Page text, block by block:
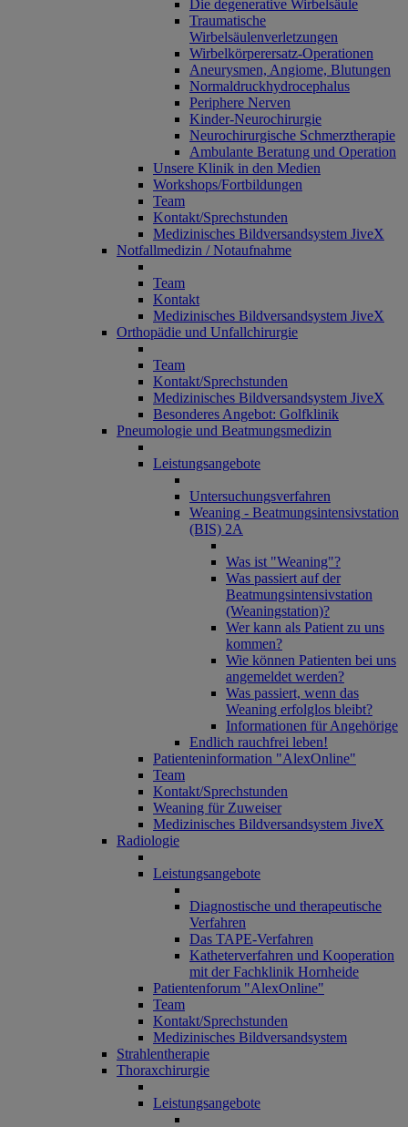
Die degenerative Wirbelsäule
Traumatische
Wirbelsäulenverletzungen
Wirbelkörperersatz-Operationen
Aneurysmen, Angiome, Blutungen
Normaldruckhydrocephalus
Periphere Nerven
Kinder-Neurochirurgie
Neurochirurgische Schmerztherapie
Ambulante Beratung und Operation
Unsere Klinik in den Medien
Workshops/Fortbildungen
Team
Kontakt/Sprechstunden
Medizinisches Bildversandsystem JiveX
Notfallmedizin / Notaufnahme
Team
Kontakt
Medizinisches Bildversandsystem JiveX
Orthopädie und Unfallchirurgie
Team
Kontakt/Sprechstunden
Medizinisches Bildversandsystem JiveX
Besonderes Angebot: Golfklinik
Pneumologie und Beatmungsmedizin
Leistungsangebote
Untersuchungsverfahren
Weaning - Beatmungsintensivstation
(BIS) 2A
Was ist "Weaning"?
Was passiert auf der
Beatmungsintensivstation
(Weaningstation)?
Wer kann als Patient zu uns
kommen?
Wie können Patienten bei uns
angemeldet werden?
Was passiert, wenn das
Weaning erfolglos bleibt?
Informationen für Angehörige
Endlich rauchfrei leben!
Patienteninformation "AlexOnline"
Team
Kontakt/Sprechstunden
Weaning für Zuweiser
Medizinisches Bildversandsystem JiveX
Radiologie
Leistungsangebote
Diagnostische und therapeutische
Verfahren
Das TAPE-Verfahren
Katheterverfahren und Kooperation
mit der Fachklinik Hornheide
Patientenforum "AlexOnline"
Team
Kontakt/Sprechstunden
Medizinisches Bildversandsystem
Strahlentherapie
Thoraxchirurgie
Leistungsangebote